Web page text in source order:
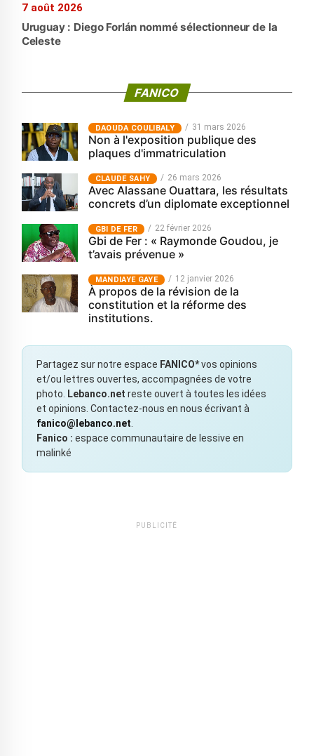
7 août 2026
Uruguay : Diego Forlán nommé sélectionneur de la
Celeste
FANICO
‎DAOUDA COULIBALY 31 mars 2026
Non à l'exposition publique des
plaques d'immatriculation
CLAUDE SAHY 26 mars 2026
Avec Alassane Ouattara, les résultats
concrets d’un diplomate exceptionnel
GBI DE FER 22 février 2026
Gbi de Fer : « Raymonde Goudou, je
t’avais prévenue »
MANDIAYE GAYE 12 janvier 2026
À propos de la révision de la
constitution et la réforme des
institutions.
Partagez sur notre espace FANICO*vos opinions
et/ou lettres ouvertes, accompagnées de votre
photo.
Lebanco.net reste ouvert à toutes les idées
et opinions. Contactez-nous en nous écrivant à
fanico@lebanco.net
Fanico : espace communautaire de lessive en
malinké
PUBLICITÉ